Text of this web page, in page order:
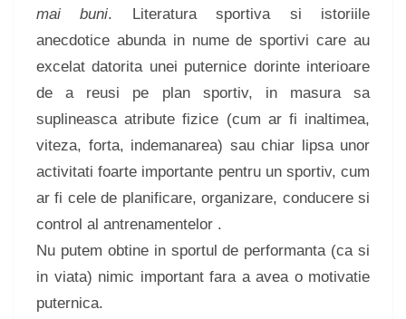
mai buni. Literatura sportiva si istoriile
anecdotice abunda in nume de sportivi care au
excelat datorita unei puternice dorinte interioare
de a reusi pe plan sportiv, in masura sa
suplineasca atribute fizice (cum ar fi inaltimea,
viteza, forta, indemanarea) sau chiar lipsa unor
activitati foarte importante pentru un sportiv, cum
ar fi cele de planificare, organizare, conducere si
control al antrenamentelor .
Nu putem obtine in sportul de performanta (ca si
in viata) nimic important fara a avea o motivatie
puternica.